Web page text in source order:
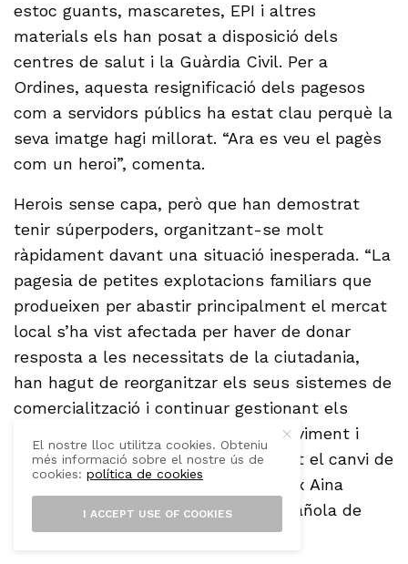
estoc guants, mascaretes, EPI i altres
materials els han posat a disposició dels
centres de salut i la Guàrdia Civil. Per a
Ordines, aquesta resignificació dels pagesos
com a servidors públics ha estat clau perquè la
seva imatge hagi millorat. “Ara es veu el pagès
com un heroi”, comenta.
Herois sense capa, però que han demostrat
tenir súperpoders, organitzant-se molt
ràpidament davant una situació inesperada. “La
pagesia de petites explotacions familiars que
produeixen per abastir principalment el mercat
local s’ha vist afectada per haver de donar
resposta a les necessitats de la ciutadania,
han hagut de reorganitzar els seus sistemes de
comercialització i continuar gestionant els
conreus tot i les restriccions de moviment i
amb la sobrecàrrega que ha suposat el canvi de
model de comercialització”, resumeix Aina
Calafat, tècnica de la Sociedad Española de
Agricultura Ecológica.
El nostre lloc utilitza cookies. Obteniu
més informació sobre el nostre ús de
cookies:política de cookies
I ACCEPT USE OF COOKIES